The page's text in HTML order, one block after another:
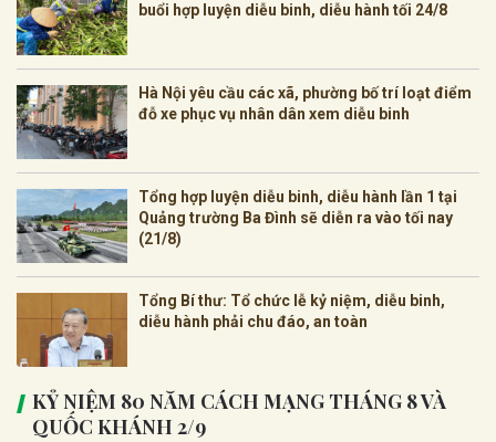
buổi hợp luyện diễu binh, diễu hành tối 24/8
Hà Nội yêu cầu các xã, phường bố trí loạt điểm
đỗ xe phục vụ nhân dân xem diễu binh
Tổng hợp luyện diễu binh, diễu hành lần 1 tại
Quảng trường Ba Đình sẽ diễn ra vào tối nay
(21/8)
Tổng Bí thư: Tổ chức lễ kỷ niệm, diễu binh,
diễu hành phải chu đáo, an toàn
KỶ NIỆM 80 NĂM CÁCH MẠNG THÁNG 8 VÀ
QUỐC KHÁNH 2/9